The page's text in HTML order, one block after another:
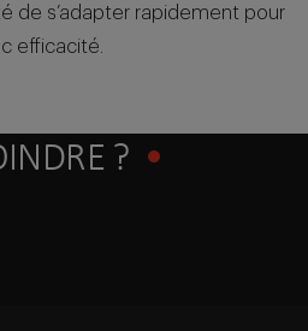
de s’adapter rapidement pour
efficacité.
?